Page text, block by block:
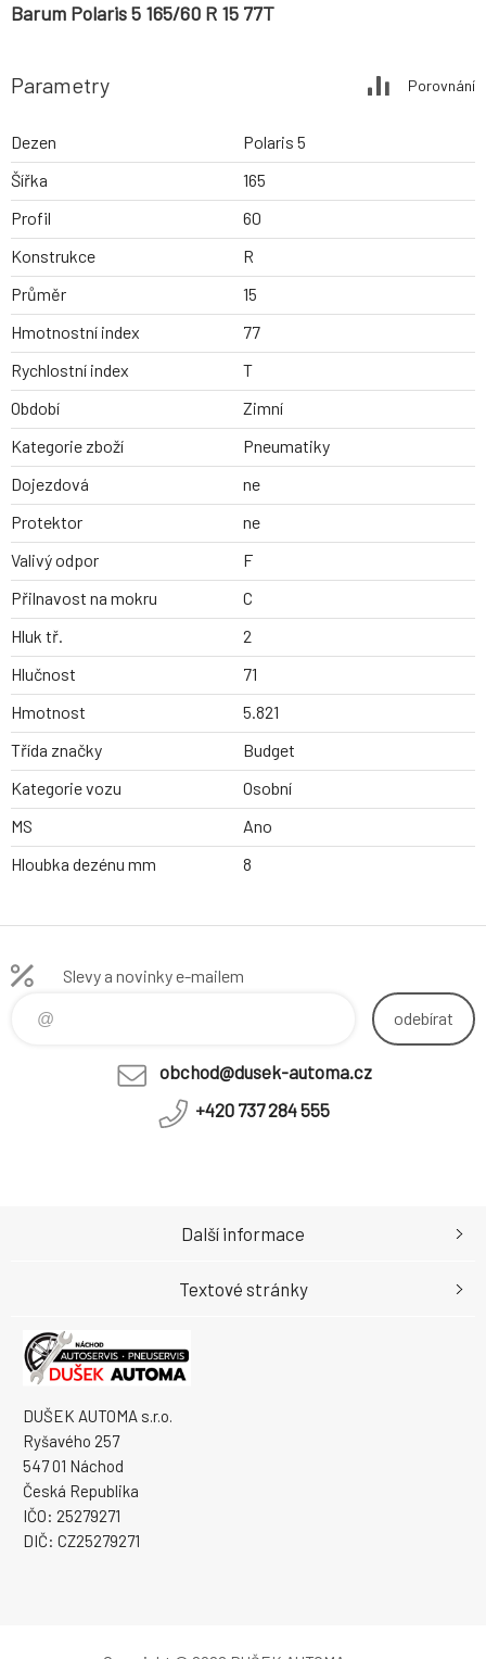
Barum Polaris 5 165/60 R 15 77T
Parametry Porovnání
Dezen
Polaris 5
Šířka
165
Profil
60
Konstrukce
R
Průměr
15
Hmotnostní index
77
Rychlostní index
T
Období
Zimní
Kategorie zboží
Pneumatiky
Dojezdová
ne
Protektor
ne
Valivý odpor
F
Přilnavost na mokru
C
Hluk tř.
2
Hlučnost
71
Hmotnost
5.821
Třída značky
Budget
Kategorie vozu
Osobní
MS
Ano
Hloubka dezénu mm
8
Slevy a novinky e-mailem
odebírat
obchod@dusek-automa.cz
+420 737 284 555
DUŠEK AUTOMA s.r.o.
Ryšavého 257
547 01 Náchod
Česká Republika
IČO: 25279271
DIČ: CZ25279271
Další informace
Textové stránky